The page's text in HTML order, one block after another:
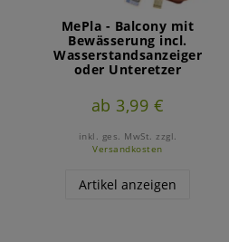
MePla - Balcony mit
Bewässerung incl.
Wasserstandsanzeiger
oder Unteretzer
ab 3,99 €
inkl. ges. MwSt. zzgl.
Versandkosten
Artikel anzeigen